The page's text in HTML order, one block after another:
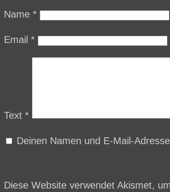
Name *
Email *
Text *
Deinen Namen und E-Mail-
Diese Website verwendet Akismet,